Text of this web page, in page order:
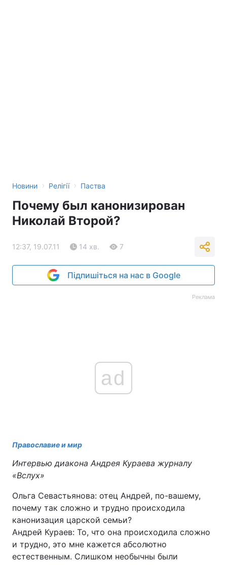
Новини › Релігії › Паства
Почему был канонизирован
Николай Второй?
12:37, 19.07.11 14 хв. 7
Підпишіться на нас в Google
Реклама
ad
Православие и мир
Интервью диакона Андрея Кураева журналу
«Вслух»
Ольга Севастьянова: отец Андрей, по-вашему,
почему так сложно и трудно происходила
канонизация царской семьи?
Андрей Кураев: То, что она происходила сложно
и трудно, это мне кажется абсолютно
естественным. Слишком необычны были